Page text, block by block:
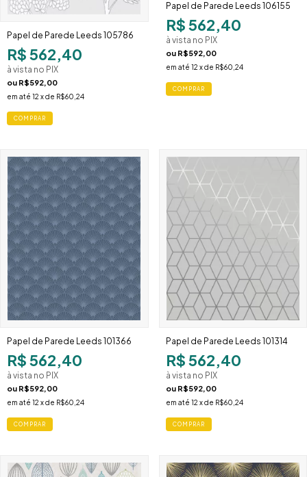
Papel de Parede Leeds 105786
R$ 562,40
à vista no PIX
ou R$592,00
em até 12 x de R$60,24
COMPRAR
Papel de Parede Leeds 106155
R$ 562,40
à vista no PIX
ou R$592,00
em até 12 x de R$60,24
COMPRAR
Papel de Parede Leeds 101366
R$ 562,40
à vista no PIX
ou R$592,00
em até 12 x de R$60,24
COMPRAR
Papel de Parede Leeds 101314
R$ 562,40
à vista no PIX
ou R$592,00
em até 12 x de R$60,24
COMPRAR